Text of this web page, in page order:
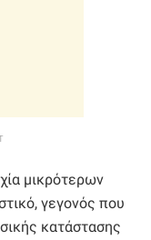
μικρότερων
γεγονός που
κατάστασης